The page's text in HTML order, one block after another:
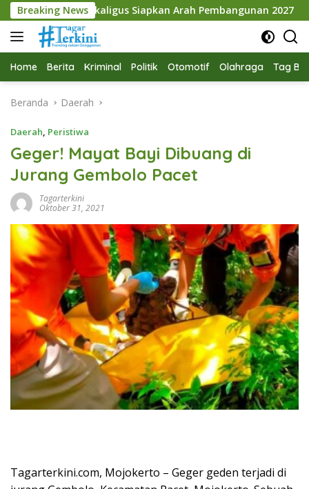
Langsung
ke
konten
Breaking News
Siapkan Arah Pembangunan 2027 Gelar
Home Berita Kriminal Politik Otomotif Olahraga Tag
Beranda Daerah
Daerah, Peristiwa
Geger! Mayat Bayi Dibuang di
Jurang Gembolo Pacet
Tagarterkini
Oktober 31, 2021
Tagarterkini.com, Mojokerto – Geger geden terjadi di